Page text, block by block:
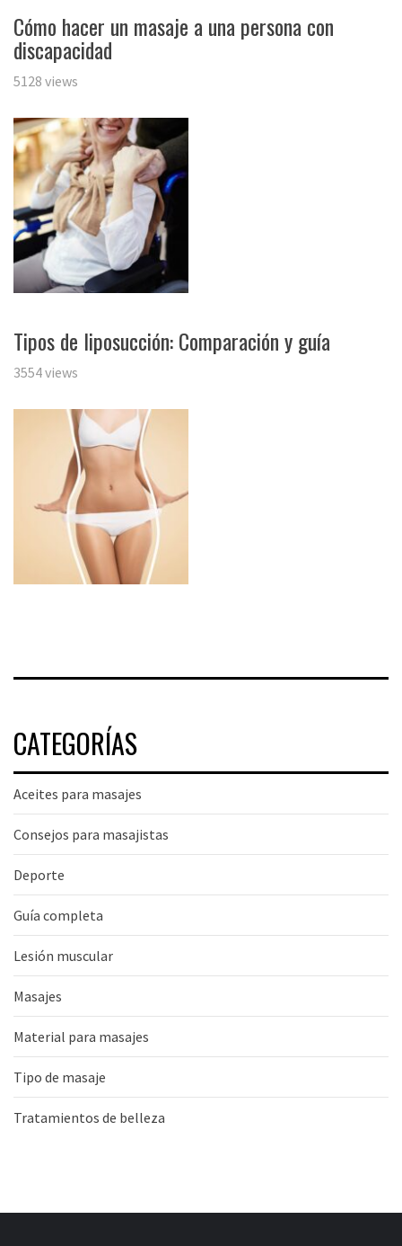
Cómo hacer un masaje a una persona con
discapacidad
5128 views
Tipos de liposucción: Comparación y guía
3554 views
CATEGORÍAS
Aceites para masajes
Consejos para masajistas
Deporte
Guía completa
Lesión muscular
Masajes
Material para masajes
Tipo de masaje
Tratamientos de belleza